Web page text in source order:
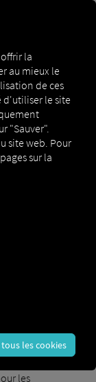
en
ni résilié
de la
2023. À
Compliant
à
les
la
au mieux le
de ces
d'utiliser le site
"Sauver".
site web. Pour
sur la
les cookies